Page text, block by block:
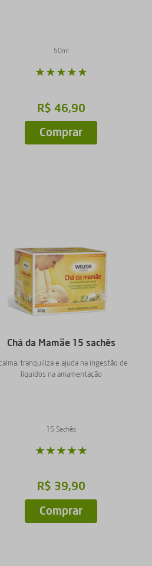
50ml
★★★★★
R$ 46,90
Comprar
Chá da Mamãe 15 sachês
tranquiliza e ajuda na ingestão de
líquidos na amamentação
15 Sachês
★★★★★
R$ 39,90
Comprar